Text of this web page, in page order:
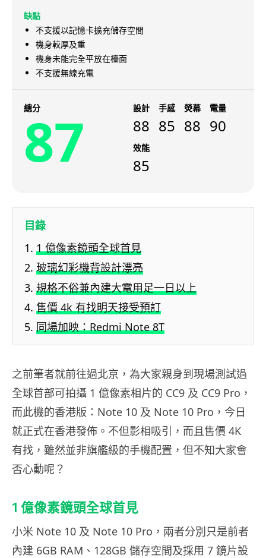
缺點
不支援以記憶卡擴充儲存空間
機身較厚及重
機身未能完全平放在檯面
不支援無線充電
總分
87 設計
88
手感
85
熒幕
88
電量
90
效能
85
目錄
1 億像素鏡頭全球首見
玻璃幻彩機背設計漂亮
規格不俗兼內建大電用足一日以上
售價 4k 有找明天接受預訂
同場加映：Redmi Note 8T
之前筆者就前往過北京，為大家親身到現場測試過
全球首部可拍攝 1 億像素相片的 CC9 及 CC9 Pro，
而此機的香港版：Note 10 及 Note 10 Pro，今日
就正式在香港發佈。不但影相吸引，而且售價 4K
有找，雖然並非旗艦級的手機配置，但不知大家會
否心動呢？
1 億像素鏡頭全球首見
小米 Note 10 及 Note 10 Pro，兩者分別只是前者
內建 6GB RAM、128GB 儲存空間及採用 7 鏡片設